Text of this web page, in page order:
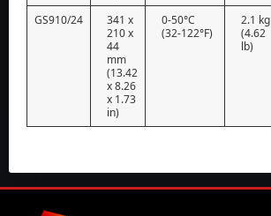
GS910/24
341 x
210 x
44
mm
(13.42
x 8.26
x 1.73
in)
0-50°C
(32-122°F)
2.1 kg
(4.62
lb)